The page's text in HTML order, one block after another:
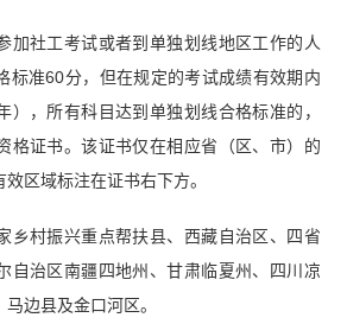
加社工考试或者到单独划线地区工作的人
标准60分，但在规定的考试成绩有效期内
），所有科目达到单独划线合格标准的，
格证书。该证书仅在相应省（区、市）的
区域标注在证书右下方。
乡村振兴重点帮扶县、西藏自治区、四省
自治区南疆四地州、甘肃临夏州、四川凉
边县及金口河区。